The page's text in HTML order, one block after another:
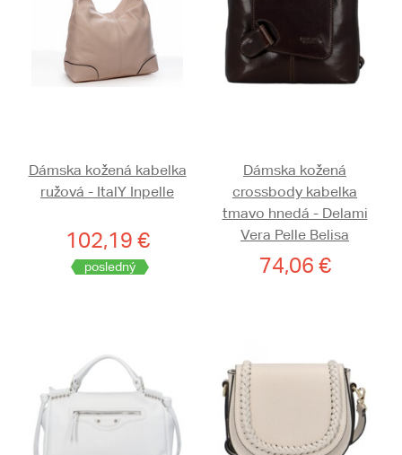
Dámska kožená kabelka
ružová - ItalY Inpelle
102,19 €
posledný
Dámska kožená
crossbody kabelka
tmavo hnedá - Delami
Vera Pelle Belisa
74,06 €